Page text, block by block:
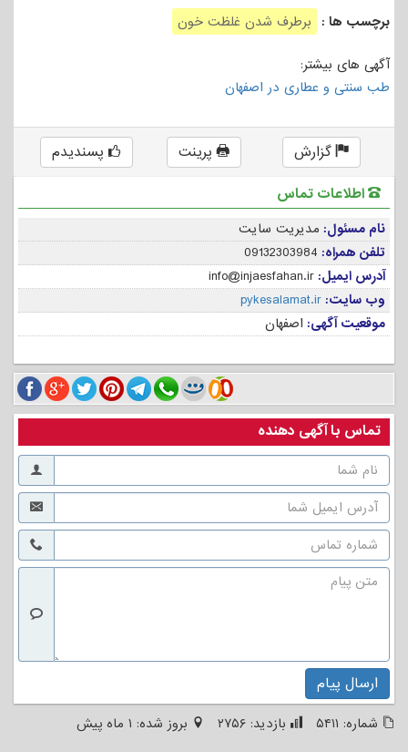
برچسب ها : برطرف شدن غلظت خون
آگهی های بیشتر:
طب سنتی و عطاری در اصفهان
گزارش پرینت
پسندیدم
اطلاعات تماس
نام مسئول: مدیریت سایت
تلفن همراه: 09132303984
آدرس ایمیل:info@injaesfahan.ir
وب سایت:pykesalamat.ir
موقعیت آگهی: اصفهان
تماس با آگهی دهنده
ارسال پیام
شماره: ۵۴۱۱ بازدید: ۲۷۵۶ بروز شده: ۱ ماه پیش